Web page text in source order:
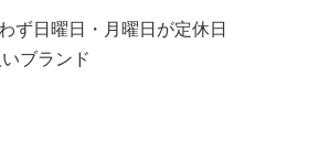
日曜日・月曜日が定休日
ブランド